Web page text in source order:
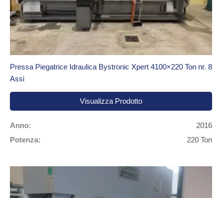
Pressa Piegatrice Idraulica Bystronic Xpert 4100×220 Ton nr. 8
Assi
Visualizza Prodotto
Anno:
2016
Potenza:
220 Ton